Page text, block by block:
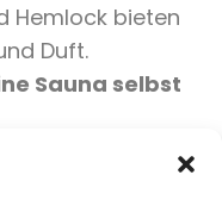
Hemlock bieten
Duft.
Sauna selbst
ist der
möglich, DIY